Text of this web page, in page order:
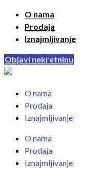
O nama
Prodaja
Iznajmljivanje
Objavi nekretninu
O nama
Prodaja
Iznajmljivanje
O nama
Prodaja
Iznajmljivanje